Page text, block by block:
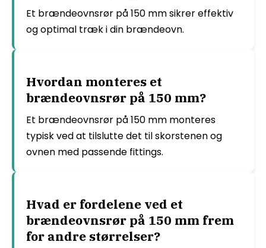
Et brændeovnsrør på 150 mm sikrer effektiv
og optimal træk i din brændeovn.
Hvordan monteres et
brændeovnsrør på 150 mm?
Et brændeovnsrør på 150 mm monteres
typisk ved at tilslutte det til skorstenen og
ovnen med passende fittings.
Hvad er fordelene ved et
brændeovnsrør på 150 mm frem
for andre størrelser?